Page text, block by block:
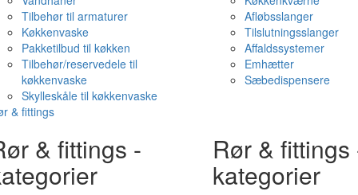
Tilbehør til armaturer
Køkkenvaske
Pakketilbud til køkken
Tilbehør/reservedele til
køkkenvaske
Skylleskåle til køkkenvaske
Afløbsslanger
Tilslutningsslanger
Affaldssystemer
Emhætter
Sæbedispensere
& fittings
& fittings - Rør & fittings
kategorier